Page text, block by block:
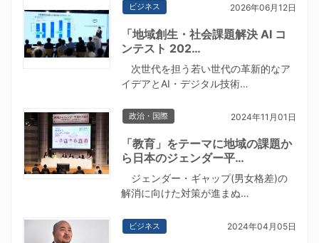
ビジネス 2026年06月12日
「地域創生・社会課題解決 AI コ
ンテスト 202…
次世代を担う若い世代の革新的なア
イデアとAI・デジタル技術…
政治・国際 2024年11月01日
「教育」をテーマに地域の課題か
ら日本のジェンダー平…
ジェンダー・ギャップ(男女格差)の
解消に向けた対策が進まぬ…
ビジネス 2024年04月05日